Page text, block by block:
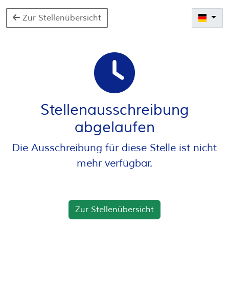
Zur Stellenübersicht
Stellenausschreibung
abgelaufen
Die Ausschreibung für diese Stelle ist nicht
mehr verfügbar.
Zur Stellenübersicht